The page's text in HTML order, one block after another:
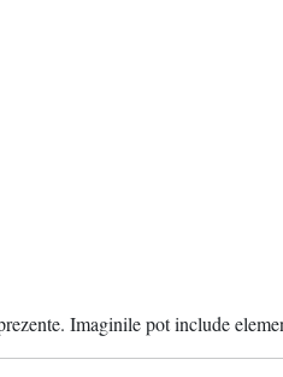
Imaginile pot include